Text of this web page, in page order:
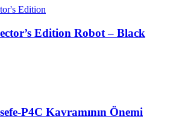
Edition Robot – Black
P4C Kavramının Önemi